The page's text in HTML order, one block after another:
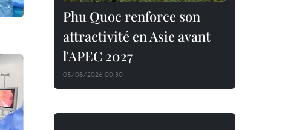
Phu Quoc renforce son
attractivité en Asie avant
l'APEC 2027
05/08/2026 00:30